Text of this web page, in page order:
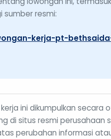
sumber resmi:
kerja-pt-
ini dikumpulkan secara
di situs resmi perusahaan
perubahan informasi